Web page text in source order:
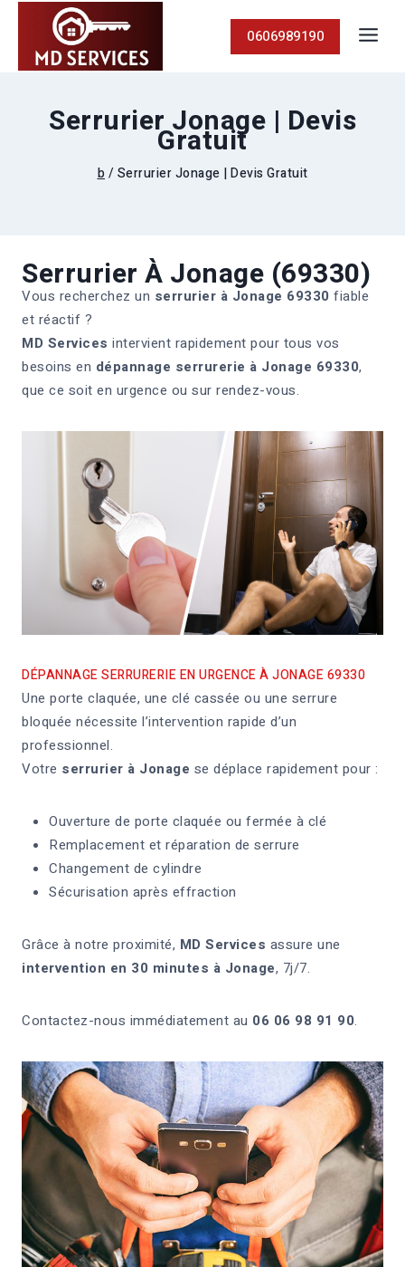
0606989190
Serrurier Jonage | Devis
Gratuit
b / Serrurier Jonage | Devis Gratuit
Serrurier À Jonage (69330)
Vous recherchez un serrurier à Jonage 69330 fiable
et réactif ?
MD Services intervient rapidement pour tous vos
besoins en dépannage serrurerie à Jonage 69330,
que ce soit en urgence ou sur rendez-vous.
DÉPANNAGE SERRURERIE EN URGENCE À JONAGE 69330
Une porte claquée, une clé cassée ou une serrure
bloquée nécessite l’intervention rapide d’un
professionnel.
Votre serrurier à Jonage se déplace rapidement pour :
Ouverture de porte claquée ou fermée à clé
Remplacement et réparation de serrure
Changement de cylindre
Sécurisation après effraction
Grâce à notre proximité, MD Services assure une
intervention en 30 minutes à Jonage, 7j/7.
Contactez-nous immédiatement au 06 06 98 91 90.